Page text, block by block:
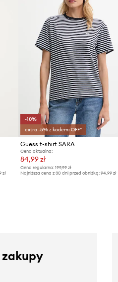
zł
-10%
extra -5% z kodem: OFF*
Guess t-shirt SARA
Cena aktualna:
84,99 zł
Cena regularna: 199,99 zł
Najniższa cena z 30 dni przed obniżką: 94,99 zł